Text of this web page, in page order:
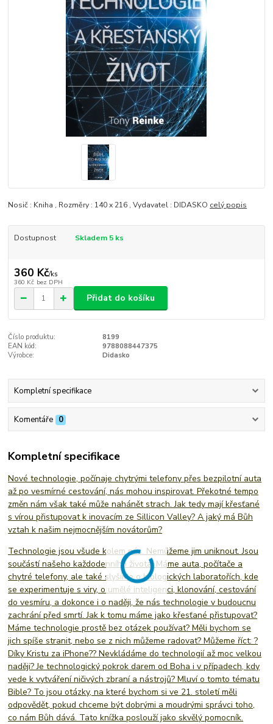
Nosič : Kniha , Rozměry : 140 x 216 , Vydavatel : DIDASKO celý popis
Dostupnost Skladem 5 ks
360 Kč/ks
360 Kč bez DPH
Přidat do košíku
Číslo produktu:
8199
EAN kód:
9788088447375
Výrobce:
Didasko
Kompletní specifikace
Komentáře 0
Kompletní specifikace
Nové technologie, počínaje chytrými telefony přes bezpilotní auta
až po vesmírné cestování, nás mohou inspirovat. Překotné tempo
změn nám však také může nahánět strach. Jak tedy mají křesťané
s vírou přistupovat k inovacím ze Sillicon Valley? A jaký má Bůh
vztah k našim nejmocnějším novátorům?
Technologie jsou všude kolem nás. Nemůžeme jim uniknout. Jsou
součástí našeho každodenního života. Máme auta, počítače a
chytré telefony, ale také slyšíme o biologických laboratořích, kde
se experimentuje s viry, o umělé inteligenci, klonování, cestování
do vesmíru, a dokonce i o naději, že nás technologie v budoucnu
zachrání před smrtí. Jak k tomu máme jako křesťané přistupovat?
Máme technologie prostě bez otázek používat? Měli bychom se
jich spíše stranit, nebo se z nich můžeme radovat? Můžeme říct: ?
Díky Kristu za iPhone?? Nevkládáme do technologií až moc velkou
naději? Je technologický pokrok darem od Boha i v případech, kdy
vede k vytváření ničivých zbraní a nástrojů? Mluví o tomto tématu
Bible? To jsou otázky, na které bychom si ve 21. století měli
odpovědět, pokud chceme být dobrými a moudrými správci toho,
co nám Bůh dává. Tato knížka poslouží jako skvělý pomocník.